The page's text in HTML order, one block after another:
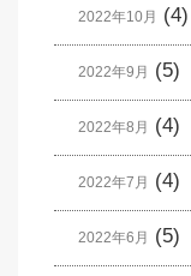
2022年10月 (4)
2022年9月 (5)
2022年8月 (4)
2022年7月 (4)
2022年6月 (5)